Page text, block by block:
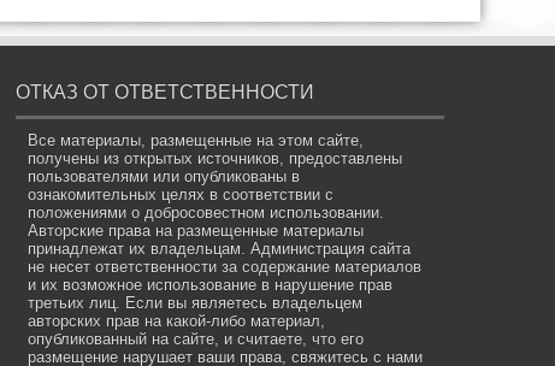
ОТКАЗ ОТ ОТВЕТСТВЕННОСТИ
Все материалы, размещенные на этом сайте,
получены из открытых источников, предоставлены
пользователями или опубликованы в
ознакомительных целях в соответствии с
положениями о добросовестном использовании.
Авторские права на размещенные материалы
принадлежат их владельцам. Администрация сайта
не несет ответственности за содержание материалов
и их возможное использование в нарушение прав
третьих лиц. Если вы являетесь владельцем
авторских прав на какой-либо материал,
опубликованный на сайте, и считаете, что его
размещение нарушает ваши права, свяжитесь с нами